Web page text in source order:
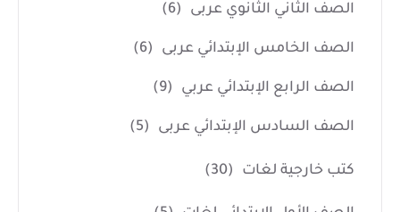
الصف الثاني الثانوي عربى (6)
الصف الخامس الإبتدائي عربى (6)
الصف الرابع الإبتدائي عربي (9)
الصف السادس الإبتدائي عربى (5)
كتب خارجية لغات (30)